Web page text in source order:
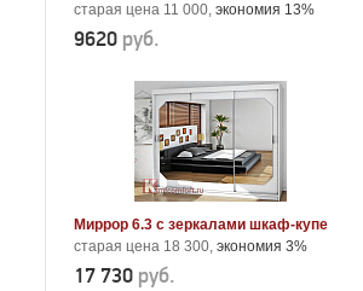
старая цена 11 000, экономия 13%
9620 руб.
Миррор 6.3 с зеркалами шкаф-купе
старая цена 18 300, экономия 3%
17 730 руб.